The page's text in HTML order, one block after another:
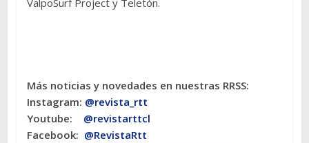
ValpoSurf Project y Teletón.
Más noticias y novedades en nuestras RRSS:
Instagram: @revista_rtt
Youtube: @revistarttcl
Facebook: @RevistaRtt